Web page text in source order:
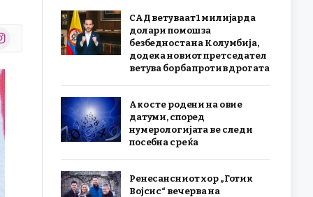
САД ветуваат 1 милијарда
долари помош за
безбедноста на Колумбија,
додека новиот претседател
ветува борба против дрогата
Ако сте родени на овие
датуми, според
нумерологијата ве следи
посебна среќа
Ренесансниот хор „Готик
Војсис“ вечерва на